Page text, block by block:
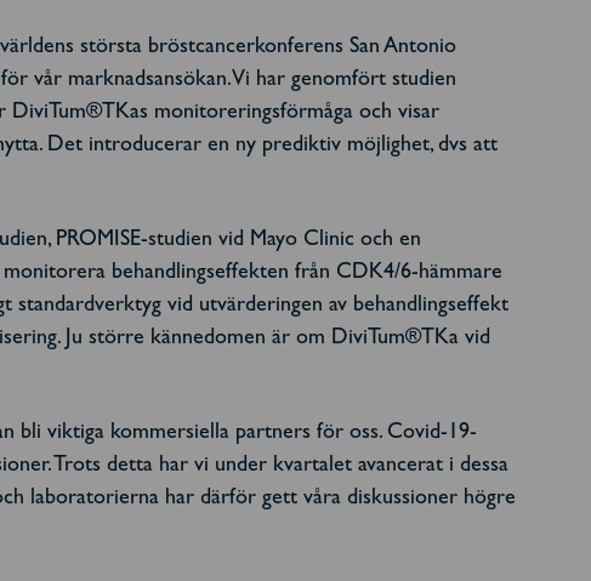
största bröstcancerkonferens San Antonio
vår marknadsansökan. Vi har genomfört studien
DiviTum®TKas monitoreringsförmåga och visar
Det introducerar en ny prediktiv möjlighet, dvs att
PROMISE-studien vid Mayo Clinic och en
behandlingseffekten från CDK4/6-hämmare
vid utvärderingen av behandlingseffekt
Ju större kännedomen är om DiviTum®TKa vid
bli viktiga kommersiella partners för oss. Covid-19-
Trots detta har vi under kvartalet avancerat i dessa
laboratorierna har därför gett våra diskussioner högre